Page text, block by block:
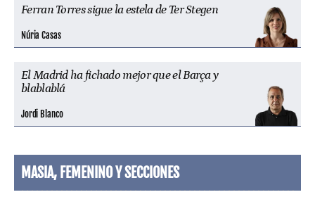
Ferran Torres sigue la estela de Ter Stegen
Núria Casas
El Madrid ha fichado mejor que el Barça y
blablablá
Jordi Blanco
MASIA, FEMENINO Y SECCIONES